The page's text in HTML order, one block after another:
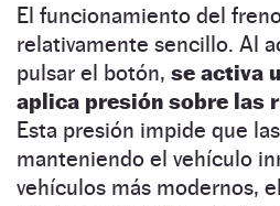
El funcionamiento del
relativamente sencillo. Al
pulsar el botón, se activa
aplica presión sobre las
Esta presión impide que
manteniendo el vehículo
vehículos más modernos,